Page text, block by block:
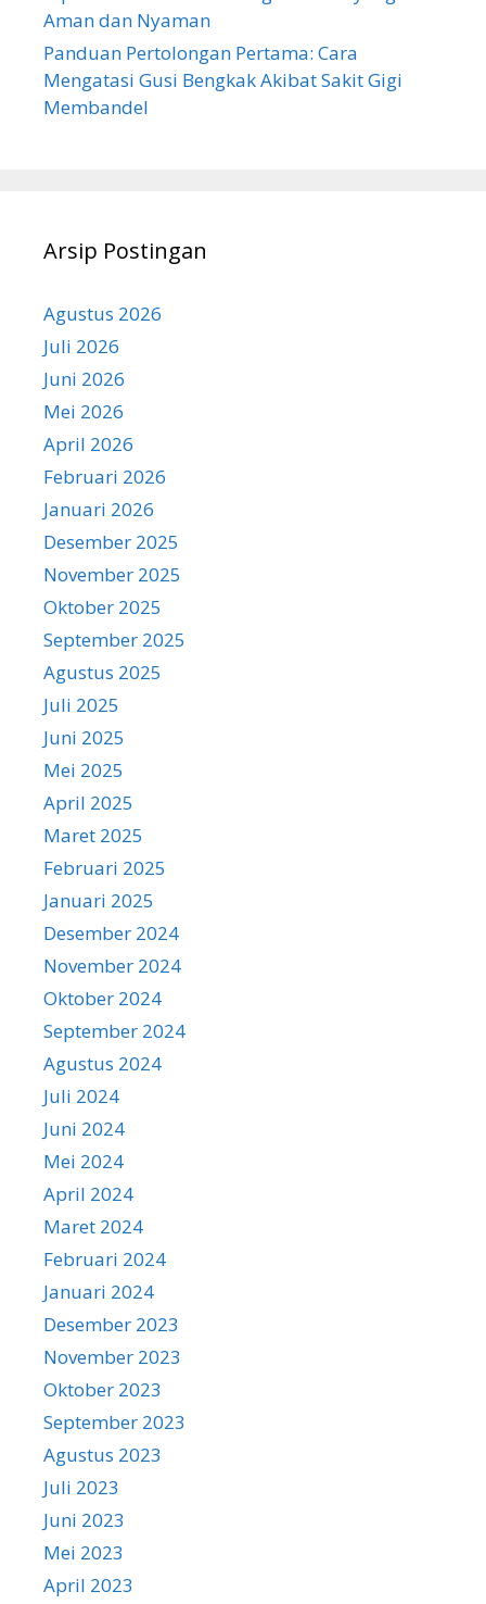
Aman dan Nyaman
Panduan Pertolongan Pertama: Cara
Mengatasi Gusi Bengkak Akibat Sakit Gigi
Membandel
Arsip Postingan
Agustus 2026
Juli 2026
Juni 2026
Mei 2026
April 2026
Februari 2026
Januari 2026
Desember 2025
November 2025
Oktober 2025
September 2025
Agustus 2025
Juli 2025
Juni 2025
Mei 2025
April 2025
Maret 2025
Februari 2025
Januari 2025
Desember 2024
November 2024
Oktober 2024
September 2024
Agustus 2024
Juli 2024
Juni 2024
Mei 2024
April 2024
Maret 2024
Februari 2024
Januari 2024
Desember 2023
November 2023
Oktober 2023
September 2023
Agustus 2023
Juli 2023
Juni 2023
Mei 2023
April 2023